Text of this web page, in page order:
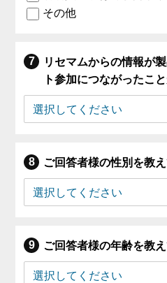
その他
リセマムからの情報が
ト参加につながったこ
ご回答者様の性別を教え
ご回答者様の年齢を教え